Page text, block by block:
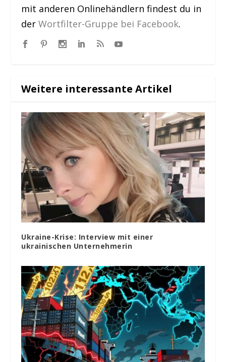
mit anderen Onlinehändlern findest du in
derWortfilter-Gruppe bei Facebook.
Weitere interessante Artikel
Ukraine-Krise: Interview mit einer
ukrainischen Unternehmerin